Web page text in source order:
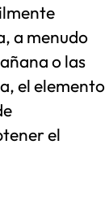
a menudo
o las
el elemento
el